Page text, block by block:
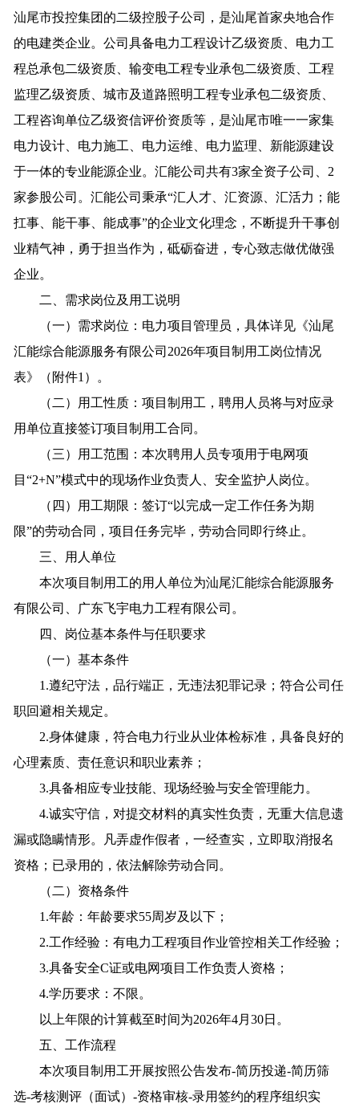
汕尾市投控集团的二级控股子公司，是汕尾首家央地合作
的电建类企业。公司具备电力工程设计乙级资质、电力工
程总承包二级资质、输变电工程专业承包二级资质、工程
监理乙级资质、城市及道路照明工程专业承包二级资质、
工程咨询单位乙级资信评价资质等，是汕尾市唯一一家集
电力设计、电力施工、电力运维、电力监理、新能源建设
于一体的专业能源企业。汇能公司共有3家全资子公司、2
家参股公司。汇能公司秉承“汇人才、汇资源、汇活力；能
扛事、能干事、能成事”的企业文化理念，不断提升干事创
业精气神，勇于担当作为，砥砺奋进，专心致志做优做强
企业。
二、需求岗位及用工说明
（一）需求岗位：电力项目管理员，具体详见《汕尾
汇能综合能源服务有限公司2026年项目制用工岗位情况
表》（附件1）。
（二）用工性质：项目制用工，聘用人员将与对应录
用单位直接签订项目制用工合同。
（三）用工范围：本次聘用人员专项用于电网项
目“2+N”模式中的现场作业负责人、安全监护人岗位。
（四）用工期限：签订“以完成一定工作任务为期
限”的劳动合同，项目任务完毕，劳动合同即行终止。
三、用人单位
本次项目制用工的用人单位为汕尾汇能综合能源服务
有限公司、广东飞宇电力工程有限公司。
四、岗位基本条件与任职要求
（一）基本条件
1.遵纪守法，品行端正，无违法犯罪记录；符合公司任
职回避相关规定。
2.身体健康，符合电力行业从业体检标准，具备良好的
心理素质、责任意识和职业素养；
3.具备相应专业技能、现场经验与安全管理能力。
4.诚实守信，对提交材料的真实性负责，无重大信息遗
漏或隐瞒情形。凡弄虚作假者，一经查实，立即取消报名
资格；已录用的，依法解除劳动合同。
（二）资格条件
1.年龄：年龄要求55周岁及以下；
2.工作经验：有电力工程项目作业管控相关工作经验；
3.具备安全C证或电网项目工作负责人资格；
4.学历要求：不限。
以上年限的计算截至时间为2026年4月30日。
五、工作流程
本次项目制用工开展按照公告发布-简历投递-简历筛
选-考核测评（面试）-资格审核-录用签约的程序组织实